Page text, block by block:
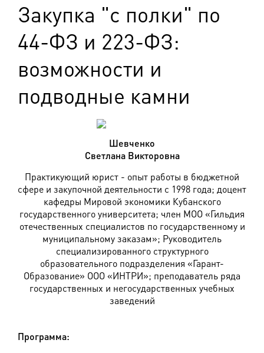
Закупка "с полки" по
44-ФЗ и 223-ФЗ:
возможности и
подводные камни
Шевченко
Светлана Викторовна
Практикующий юрист - опыт работы в бюджетной
сфере и закупочной деятельности с 1998 года; доцент
кафедры Мировой экономики Кубанского
государственного университета; член МОО «Гильдия
отечественных специалистов по государственному и
муниципальному заказам»; Руководитель
специализированного структурного
образовательного подразделения «Гарант-
Образование» ООО «ИНТРИ»; преподаватель ряда
государственных и негосударственных учебных
заведений
Программа: